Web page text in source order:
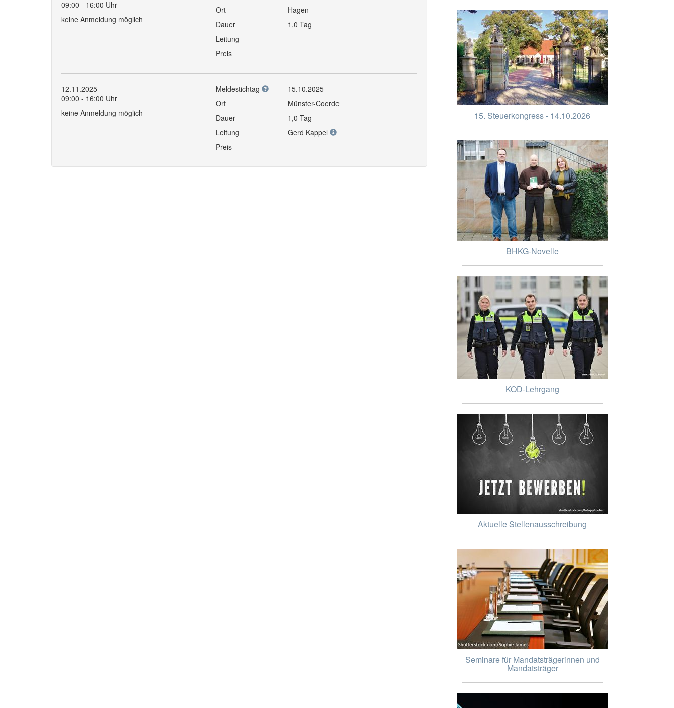
09:00 - 16:00 Uhr
keine Anmeldung möglich
Ort
Hagen
Dauer
1,0 Tag
Leitung
Preis
12.11.2025
09:00 - 16:00 Uhr
keine Anmeldung möglich
Meldestichtag
15.10.2025
Ort
Münster-Coerde
Dauer
1,0 Tag
Leitung
Gerd Kappel
Preis
15. Steuerkongress - 14.10.2026
BHKG-Novelle
KOD-Lehrgang
Aktuelle Stellenausschreibung
Seminare für Mandatsträgerinnen und
Mandatsträger